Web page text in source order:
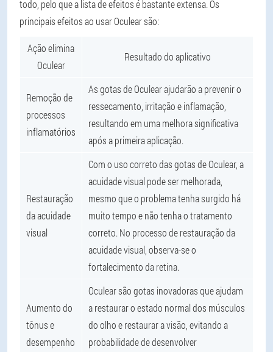
todo, pelo que a lista de efeitos é bastante extensa. Os
principais efeitos ao usar Oculear são:
Ação elimina
Oculear
Resultado do aplicativo
Remoção de
processos
inflamatórios
As gotas de Oculear ajudarão a prevenir o
ressecamento, irritação e inflamação,
resultando em uma melhora significativa
após a primeira aplicação.
Restauração
da acuidade
visual
Com o uso correto das gotas de Oculear, a
acuidade visual pode ser melhorada,
mesmo que o problema tenha surgido há
muito tempo e não tenha o tratamento
correto. No processo de restauração da
acuidade visual, observa-se o
fortalecimento da retina.
Aumento do
tônus e
desempenho
Oculear são gotas inovadoras que ajudam
a restaurar o estado normal dos músculos
do olho e restaurar a visão, evitando a
probabilidade de desenvolver